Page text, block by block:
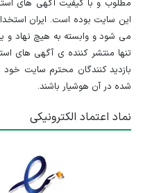
مطلوب و با کیفیت آگهی های
این سایت بوده است. ایران
می شود و وابسته به هیچ نهاد و
تنها منتشر کننده ی آگهی های
بازدید کنندگان محترم سایت
شده در آن هوشیار باشند.
نماد اعتماد الکترونیکی